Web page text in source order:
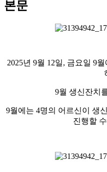
본문
2025년 9월 12일, 금요일 9
9월 생신잔치
9월에는 4명의 어르신이 생
진행할